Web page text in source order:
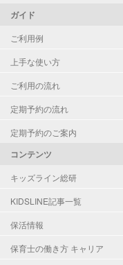
ガイド
ご利用例
上手な使い方
ご利用の流れ
定期予約の流れ
定期予約のご案内
コンテンツ
キッズライン総研
KIDSLINE記事一覧
保活情報
保育士の働き方 キャリア